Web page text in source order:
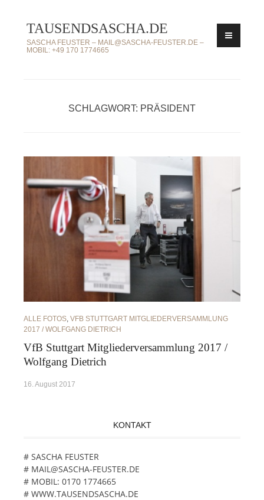
Inhalt
springen
TAUSENDSASCHA.DE
SASCHA FEUSTER – MAIL@SASCHA-FEUSTER.DE –
MOBIL: +49 170 1774665
SCHLAGWORT: PRÄSIDENT
ALLE FOTOS VFB STUTTGART MITGLIEDERVERSAMMLUNG
2017 / WOLFGANG DIETRICH
VfB Stuttgart Mitgliederversammlung 2017 /
Wolfgang Dietrich
16. August 2017
KONTAKT
# SASCHA FEUSTER
# MAIL@SASCHA-FEUSTER.DE
# MOBIL: 0170 1774665
# WWW.TAUSENDSASCHA.DE